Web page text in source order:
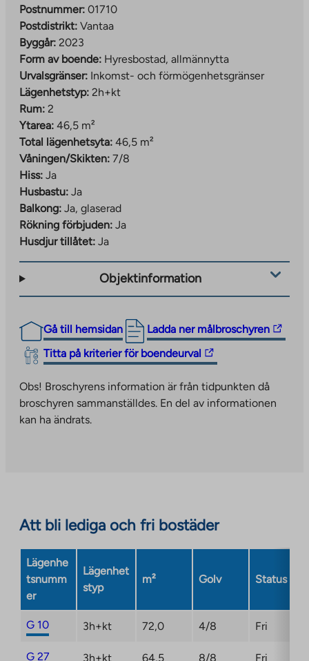
Postnummer: 01710
Postdistrikt: Vantaa
Byggår: 2023
Form av boende: Hyresbostad, allmännytta
Urvalsgränser: Inkomst- och förmögenhetsgränser
Lägenhetstyp: 2h+kt
Rum: 2
Ytarea: 46,5 m²
Total lägenhetsyta: 46,5 m²
Våningen/Skikten: 7/8
Hiss: Ja
Husbastu: Ja
Balkong: Ja, glaserad
Rökning förbjuden: Ja
Husdjur tillåtet: Ja
Objektinformation
Gå till hemsidan Ladda ner målbroschyren
The
link
takes
to
an
new
Titta på kriterier för boendeurval
The
link
takes
you
to
in
a
new
tab
Obs! Broschyrens information är från tidpunkten då
broschyren sammanställdes. En del av informationen
kan ha ändrats.
Att bli lediga och fri bostäder
Lägenhe
tsnumm
er
Lägenhet
styp
m² Golv Status
G 10 3h+kt 72,0 4/8 Fri
G 27 3h+kt 64,5 8/8 Fri